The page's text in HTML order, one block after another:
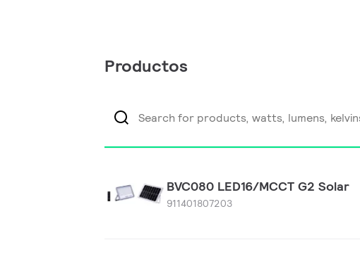
Productos
BVC080 LED16/MCCT G2 Solar
911401807203